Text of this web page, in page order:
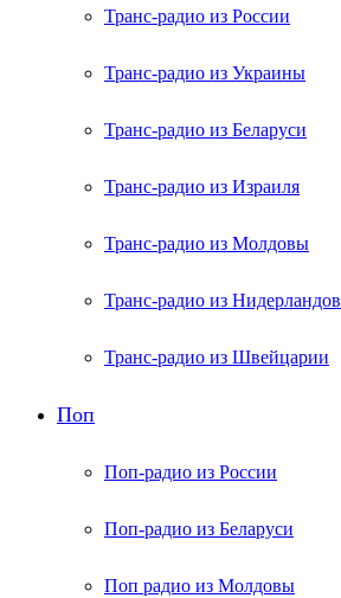
Транс-радио из России
Транс-радио из Украины
Транс-радио из Беларуси
Транс-радио из Израиля
Транс-радио из Молдовы
Транс-радио из Нидерландов
Транс-радио из Швейцарии
Поп
Поп-радио из России
Поп-радио из Беларуси
Поп радио из Молдовы